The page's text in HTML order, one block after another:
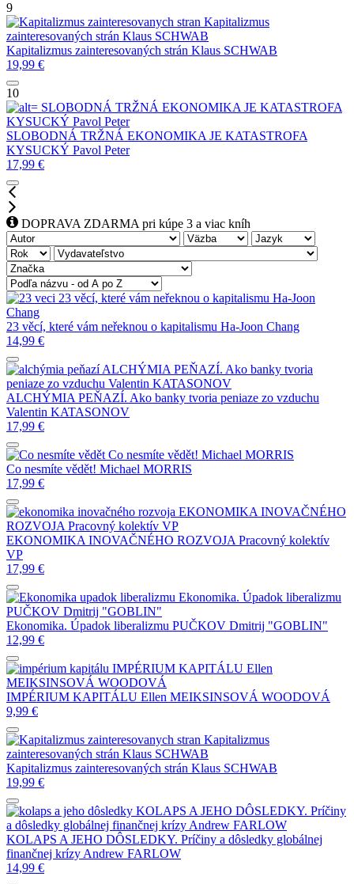
9
Kapitalizmus
zainteresovaných strán Klaus SCHWAB
Kapitalizmus zainteresovaných strán Klaus SCHWAB
19,99 €
10
SLOBODNÁ TRŽNÁ EKONOMIKA JE KATASTROFA
KYSUCKÝ Pavol Peter
SLOBODNÁ TRŽNÁ EKONOMIKA JE KATASTROFA
KYSUCKÝ Pavol Peter
17,99 €
DOPRAVA ZDARMA pri kúpe 3 a viac kníh
23 věcí, které vám neřeknou o kapitalismu Ha-Joon
Chang
23 věcí, které vám neřeknou o kapitalismu Ha-Joon Chang
14,99 €
ALCHÝMIA PEŇAZÍ. Ako banky tvoria
peniaze zo vzduchu Valentin KATASONOV
ALCHÝMIA PEŇAZÍ. Ako banky tvoria peniaze zo vzduchu
Valentin KATASONOV
17,99 €
Co nesmíte vědět! Michael MORRIS
Co nesmíte vědět! Michael MORRIS
17,99 €
EKONOMIKA INOVAČNÉHO
ROZVOJA Pracovný kolektív VP
EKONOMIKA INOVAČNÉHO ROZVOJA Pracovný kolektív
VP
17,99 €
Ekonomika. Úpadok liberalizmu
PUČKOV Dmitrij "GOBLIN"
Ekonomika. Úpadok liberalizmu PUČKOV Dmitrij "GOBLIN"
12,99 €
IMPÉRIUM KAPITÁLU Ellen
MEIKSINSOVÁ WOODOVÁ
IMPÉRIUM KAPITÁLU Ellen MEIKSINSOVÁ WOODOVÁ
9,99 €
Kapitalizmus
zainteresovaných strán Klaus SCHWAB
Kapitalizmus zainteresovaných strán Klaus SCHWAB
19,99 €
KOLAPS A JEHO DÔSLEDKY. Príčiny
a dôsledky globálnej finančnej krízy Andrew FARLOW
KOLAPS A JEHO DÔSLEDKY. Príčiny a dôsledky globálnej
finančnej krízy Andrew FARLOW
14,99 €